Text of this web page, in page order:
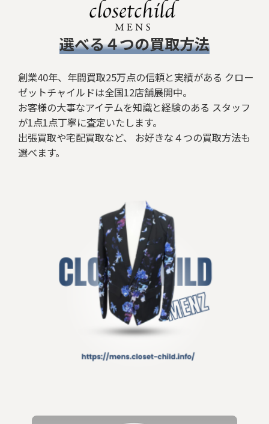
ジャケット/アウター
シューズ
バッグ
ベルト/小物
ネックレス/ペンダント
​選べる４つの買取方法
創業40年、年間買取25万点の信頼と実績がある クロー
ゼットチャイルドは全国12店舗展開中。
お客様の大事なアイテムを知識と経験のある スタッフ
が1点1点丁寧に査定いたします。
出張買取や宅配買取など、 お好きな４つの買取方法も
選べます。